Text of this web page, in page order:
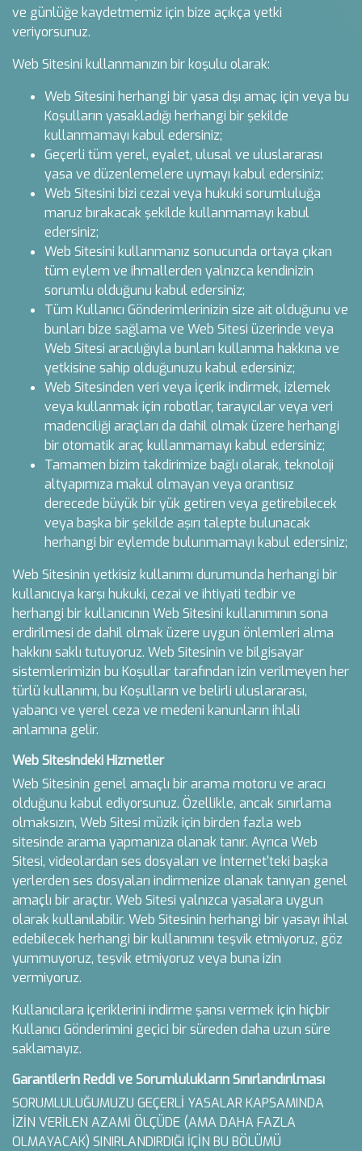
ve günlüğe kaydetmemiz için bize açıkça yetki
veriyorsunuz.
Web Sitesini kullanmanızın bir koşulu olarak:
Web Sitesini herhangi bir yasa dışı amaç için veya bu
Koşulların yasakladığı herhangi bir şekilde
kullanmamayı kabul edersiniz;
Geçerli tüm yerel, eyalet, ulusal ve uluslararası
yasa ve düzenlemelere uymayı kabul edersiniz;
Web Sitesini bizi cezai veya hukuki sorumluluğa
maruz bırakacak şekilde kullanmamayı kabul
edersiniz;
Web Sitesini kullanmanız sonucunda ortaya çıkan
tüm eylem ve ihmallerden yalnızca kendinizin
sorumlu olduğunu kabul edersiniz;
Tüm Kullanıcı Gönderimlerinizin size ait olduğunu ve
bunları bize sağlama ve Web Sitesi üzerinde veya
Web Sitesi aracılığıyla bunları kullanma hakkına ve
yetkisine sahip olduğunuzu kabul edersiniz;
Web Sitesinden veri veya İçerik indirmek, izlemek
veya kullanmak için robotlar, tarayıcılar veya veri
madenciliği araçları da dahil olmak üzere herhangi
bir otomatik araç kullanmamayı kabul edersiniz;
Tamamen bizim takdirimize bağlı olarak, teknoloji
altyapımıza makul olmayan veya orantısız
derecede büyük bir yük getiren veya getirebilecek
veya başka bir şekilde aşırı talepte bulunacak
herhangi bir eylemde bulunmamayı kabul edersiniz;
Web Sitesinin yetkisiz kullanımı durumunda herhangi bir
kullanıcıya karşı hukuki, cezai ve ihtiyati tedbir ve
herhangi bir kullanıcının Web Sitesini kullanımının sona
erdirilmesi de dahil olmak üzere uygun önlemleri alma
hakkını saklı tutuyoruz. Web Sitesinin ve bilgisayar
sistemlerimizin bu Koşullar tarafından izin verilmeyen her
türlü kullanımı, bu Koşulların ve belirli uluslararası,
yabancı ve yerel ceza ve medeni kanunların ihlali
anlamına gelir.
Web Sitesindeki Hizmetler
Web Sitesinin genel amaçlı bir arama motoru ve aracı
olduğunu kabul ediyorsunuz. Özellikle, ancak sınırlama
olmaksızın, Web Sitesi müzik için birden fazla web
sitesinde arama yapmanıza olanak tanır. Ayrıca Web
Sitesi, videolardan ses dosyaları ve İnternet'teki başka
yerlerden ses dosyaları indirmenize olanak tanıyan genel
amaçlı bir araçtır. Web Sitesi yalnızca yasalara uygun
olarak kullanılabilir. Web Sitesinin herhangi bir yasayı ihlal
edebilecek herhangi bir kullanımını teşvik etmiyoruz, göz
yummuyoruz, teşvik etmiyoruz veya buna izin
vermiyoruz.
Kullanıcılara içeriklerini indirme şansı vermek için hiçbir
Kullanıcı Gönderimini geçici bir süreden daha uzun süre
saklamayız.
Garantilerin Reddi ve Sorumlulukların Sınırlandırılması
SORUMLULUĞUMUZU GEÇERLİ YASALAR KAPSAMINDA
İZİN VERİLEN AZAMİ ÖLÇÜDE (AMA DAHA FAZLA
OLMAYACAK) SINIRLANDIRDIĞI İÇİN BU BÖLÜMÜ